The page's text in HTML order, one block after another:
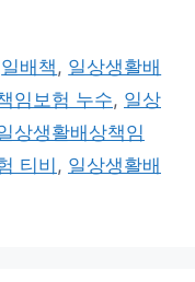
일배책, 일상생활배
임보험 누수, 일상
상생활배상책임
티비, 일상생활배